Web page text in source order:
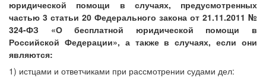
юридической помощи в случаях, предусмотренных
частью 3 статьи 20 Федерального закона от 21.11.2011 №
324-ФЗ «О бесплатной юридической помощи в
Российской Федерации», а также в случаях, если они
являются:
1) истцами и ответчиками при рассмотрении судами дел: